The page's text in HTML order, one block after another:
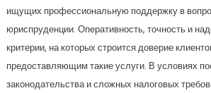
ищущих профессиональную поддержку в
юриспруденции. Оперативность, точность и
критерии, на которых строится доверие
предоставляющим такие услуги. В условиях
законодательства и сложных налоговых